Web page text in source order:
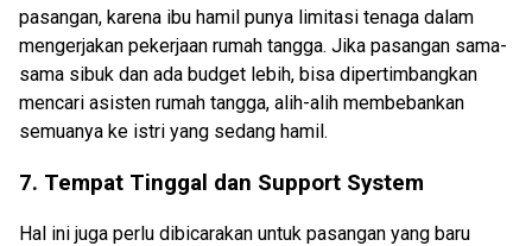
pasangan, karena ibu hamil punya limitasi tenaga dalam
mengerjakan pekerjaan rumah tangga. Jika pasangan sama-
sama sibuk dan ada budget lebih, bisa dipertimbangkan
mencari asisten rumah tangga, alih-alih membebankan
semuanya ke istri yang sedang hamil.
7. Tempat Tinggal dan Support System
Hal ini juga perlu dibicarakan untuk pasangan yang baru